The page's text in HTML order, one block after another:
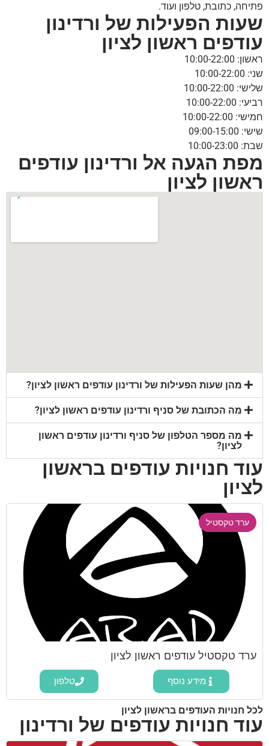
פתיחה, כתובת, טלפון ועוד.
שעות הפעילות של ורדינון
עודפים ראשון לציון
ראשון: 10:00-22:00
שני: 10:00-22:00
שלישי: 10:00-22:00
רביעי: 10:00-22:00
חמישי: 10:00-22:00
שישי: 09:00-15:00
שבת: 10:00-23:00
מפת הגעה אל ורדינון עודפים
ראשון לציון
מהן שעות הפעילות של ורדינון עודפים ראשון לציון?
מה הכתובת של סניף ורדינון עודפים ראשון לציון?
מה מספר הטלפון של סניף ורדינון עודפים ראשון
לציון?
עוד חנויות עודפים בראשון
לציון
ערד טקסטיל
ערד טקסטיל עודפים ראשון לציון
מידע נוסף טלפון
לכל חנויות העודפים בראשון לציון
עוד חנויות עודפים של ורדינון